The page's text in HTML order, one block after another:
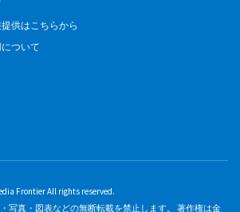
供はこちらから
ついて
Frontier All rights reserved.
写真・図表などの無断転載を禁止します。 著作権は金